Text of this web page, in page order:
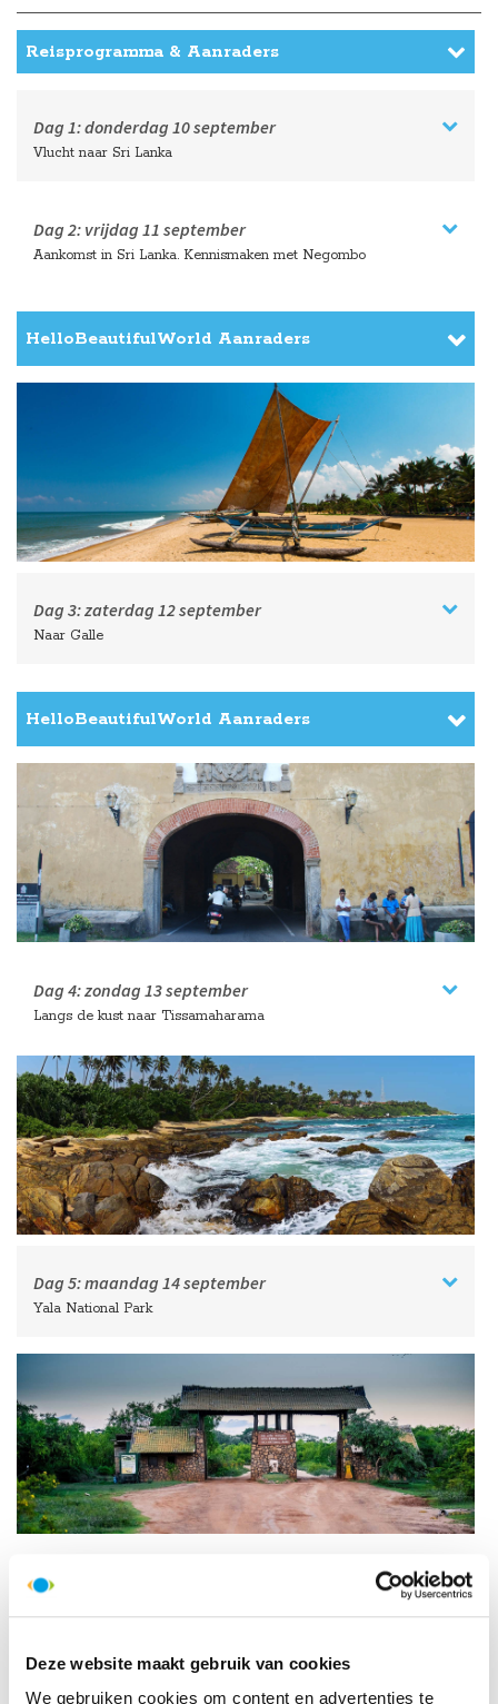
Deze website maakt gebruik van cookies
We gebruiken cookies om content en advertenties te
Reisprogramma & Aanraders
Dag 1:donderdag 10 september
Vlucht naar Sri Lanka
Dag 2: vrijdag 11 september
Aankomst in Sri Lanka. Kennismaken met Negombo
HelloBeautifulWorld Aanraders
Dag 3:zaterdag 12 september
Naar Galle
HelloBeautifulWorld Aanraders
Dag 4:zondag 13 september
Langs de kust naar Tissamaharama
Dag 5:maandag 14 september
Yala National Park
Dag 6:
HelloBeautifulWorld Aanraders